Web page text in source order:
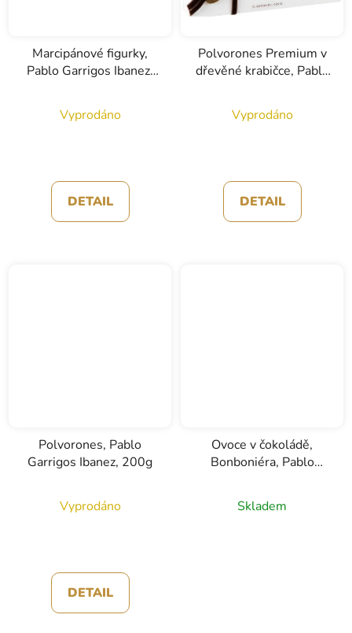
Marcipánové figurky,
Pablo Garrigos Ibanez,
Vyprodáno
DETAIL
Polvorones Premium v
dřevěné krabičce, Pablo
Vyprodáno
DETAIL
Polvorones, Pablo
Garrigos Ibanez, 200g
Vyprodáno
DETAIL
Ovoce v čokoládě,
Bonboniéra, Pablo
Skladem